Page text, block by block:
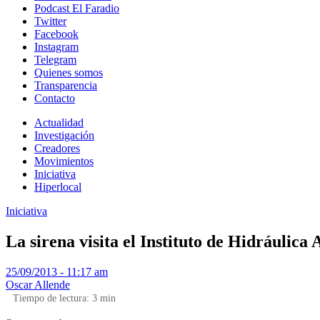
Podcast El Faradio
Twitter
Facebook
Instagram
Telegram
Quienes somos
Transparencia
Contacto
Actualidad
Investigación
Creadores
Movimientos
Iniciativa
Hiperlocal
Iniciativa
La sirena visita el Instituto de Hidráulica
25/09/2013 - 11:17 am
Oscar Allende
Tiempo de lectura: 3 min